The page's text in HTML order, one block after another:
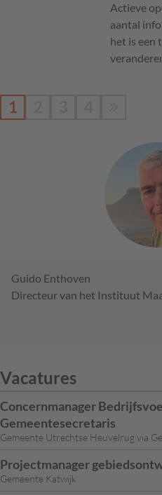
Actieve
aantal
het is een
1
Guido Enthoven
Directeur van het Instituut
Vacatures
Concernmanager
Gemeentesecretaris
Gemeente Utrechtse Heuvelrug via
Projectmanager
Gemeente Katwijk